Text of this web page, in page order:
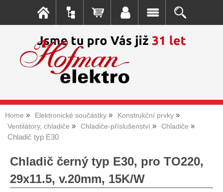
Home Elektronické součástky
Konstrukční prvky
Ventilátory, chladiče
Chladiče-příslušenství Chladiče
Chladič typ E30
Chladič černý typ E30, pro TO220,
29x11.5, v.20mm, 15K/W